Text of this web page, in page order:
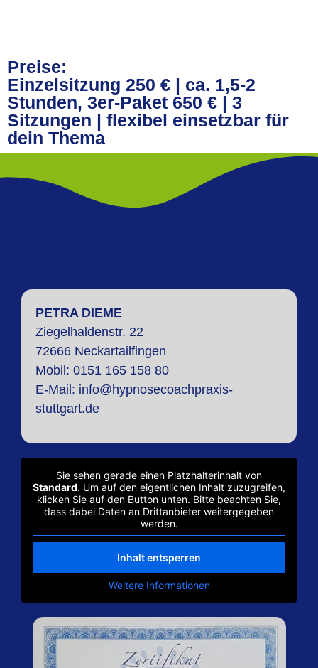
Preise:
Einzelsitzung 250 € | ca. 1,5-2
Stunden, 3er-Paket 650 € | 3
Sitzungen | flexibel einsetzbar für
dein Thema
PETRA DIEME
Ziegelhaldenstr. 22
72666 Neckartailfingen
Mobi l: 0151 165 158 80
E-Mail: info@hypnosecoachpraxis-
stuttgart.de
Sie sehen gerade einen Platzhalterinhalt von
Standard. Um auf den eigentlichen Inhalt zuzugreifen,
klicken Sie auf den Button unten. Bitte beachten Sie,
dass dabei Daten an Drittanbieter weitergegeben
werden.
Inhalt entsperren
Weitere Informationen